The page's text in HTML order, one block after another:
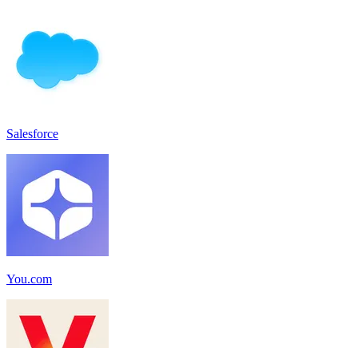
Salesforce
You.com